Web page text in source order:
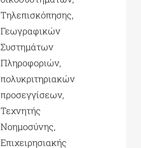
Τηλεπισκόπησης,
Γεωγραφικών
Συστημάτων
Πληροφοριών,
πολυκριτηριακών
προσεγγίσεων,
Τεχνητής
Νοημοσύνης,
Επιχειρησιακής